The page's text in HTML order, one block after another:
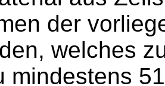
der
welches
mindestens